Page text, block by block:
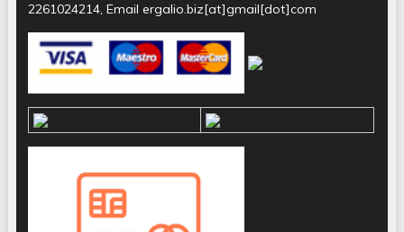
2261024214, Email ergalio.biz[at]gmail[dot]com